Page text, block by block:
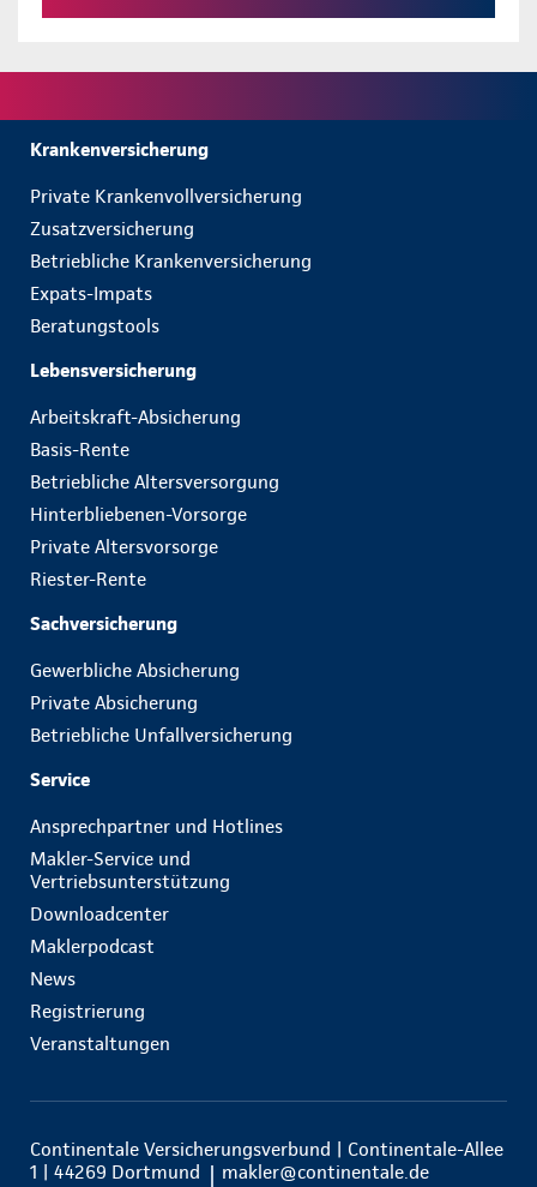
Krankenversicherung
Private Krankenvollversicherung
Zusatzversicherung
Betriebliche Krankenversicherung
Expats-Impats
Beratungstools
Lebensversicherung
Arbeitskraft-Absicherung
Basis-Rente
Betriebliche Altersversorgung
Hinterbliebenen-Vorsorge
Private Altersvorsorge
Riester-Rente
Sachversicherung
Gewerbliche Absicherung
Private Absicherung
Betriebliche Unfallversicherung
Service
Ansprechpartner und Hotlines
Makler-Service und
Vertriebsunterstützung
Downloadcenter
Maklerpodcast
News
Registrierung
Veranstaltungen
Continentale Versicherungsverbund | Continentale-Allee
1 | 44269 Dortmund
makler@continentale.de